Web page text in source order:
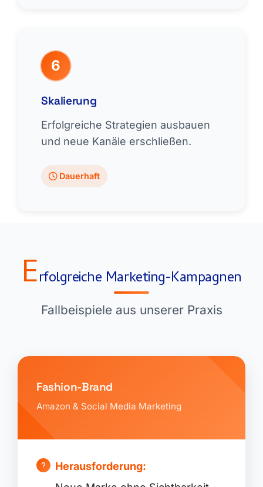
6
Skalierung
Erfolgreiche Strategien ausbauen
und neue Kanäle erschließen.
Dauerhaft
Erfolgreiche Marketing-Kampagnen
Fallbeispiele aus unserer Praxis
Fashion-Brand
Amazon & Social Media Marketing
Herausforderung: